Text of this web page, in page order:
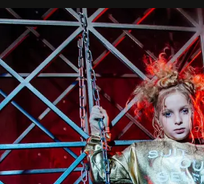
танцевального пути за плечами.